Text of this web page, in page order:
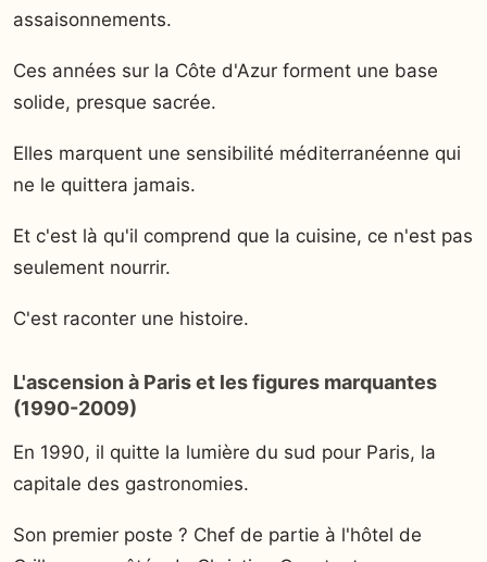
assaisonnements.
Ces années sur la Côte d'Azur forment une base
solide, presque sacrée.
Elles marquent une sensibilité méditerranéenne qui
ne le quittera jamais.
Et c'est là qu'il comprend que la cuisine, ce n'est pas
seulement nourrir.
C'est raconter une histoire.
L'ascension à Paris et les figures marquantes
(1990-2009)
En 1990, il quitte la lumière du sud pour Paris, la
capitale des gastronomies.
Son premier poste ? Chef de partie à l'hôtel de